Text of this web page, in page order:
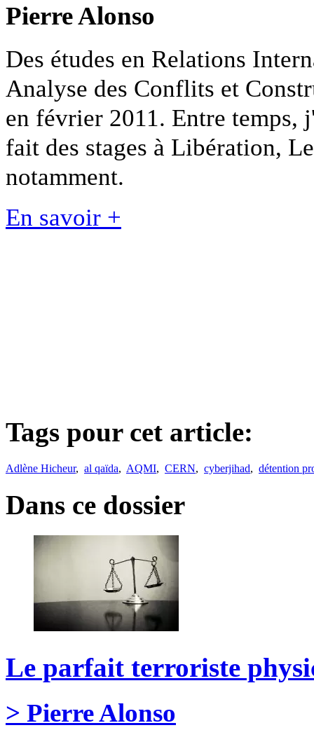
Pierre Alonso
Des études en Relations
Analyse des Conflits et
en février 2011. Entre
fait des stages à Libération,
notamment.
En savoir +
Tags pour cet article:
Adlène Hicheur, al qaïda, AQMI, CERN, cyberjihad, détention
Dans ce dossier
Le parfait terroriste
> Pierre Alonso